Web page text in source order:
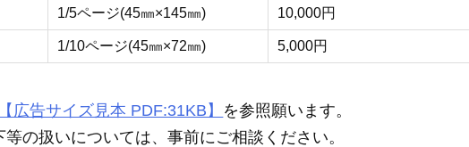
1/5ページ(45㎜×145㎜) 10,000円
1/10ページ(45㎜×72㎜) 5,000円
【広告サイズ見本 PDF:31KB】 を参照願います。
の扱いについては、事前にご相談ください。